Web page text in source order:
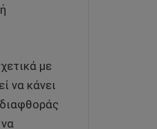
με
να κάνει